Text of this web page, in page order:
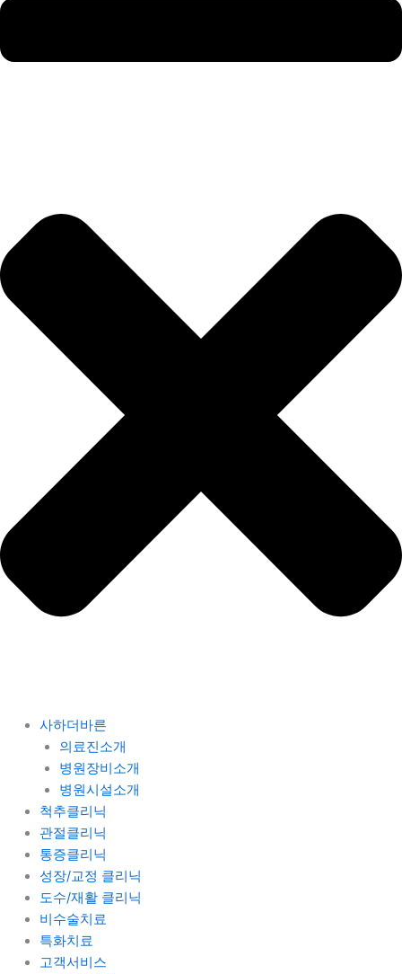
사하더바른
의료진소개
병원장비소개
병원시설소개
척추클리닉
관절클리닉
통증클리닉
성장/교정 클리닉
도수/재활 클리닉
비수술치료
특화치료
고객서비스